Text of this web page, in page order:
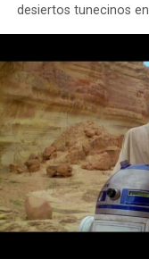
desiertos tunecinos